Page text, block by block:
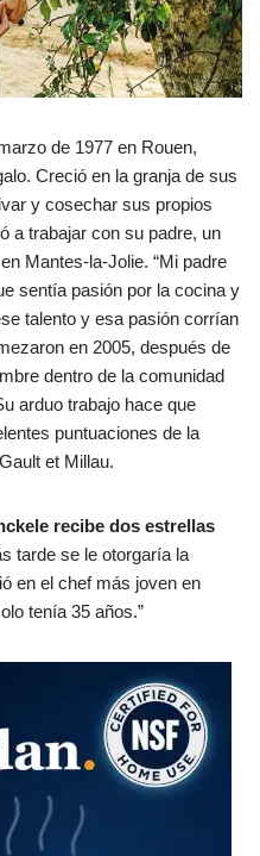
de 1977 en Rouen,
Creció en la granja de sus
y cosechar sus propios
a trabajar con su padre, un
Mantes-la-Jolie. “Mi padre
sentía pasión por la cocina y
talento y esa pasión corrían
en 2005, después de
dentro de la comunidad
arduo trabajo hace que
puntuaciones de la
et Millau.
recibe dos estrellas
tarde se le otorgaría la
en el chef más joven en
tenía 35 años.”